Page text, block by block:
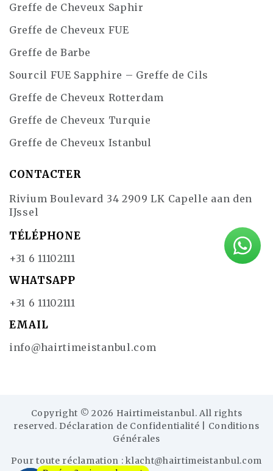
Greffe de Cheveux Saphir
Greffe de Cheveux FUE
Greffe de Barbe
Sourcil FUE Sapphire – Greffe de Cils
Greffe de Cheveux Rotterdam
Greffe de Cheveux Turquie
Greffe de Cheveux Istanbul
CONTACTER
Rivium Boulevard 34 2909 LK Capelle aan den
IJssel
TÉLÉPHONE
+31 6 11102111
WHATSAPP
+31 6 11102111
EMAIL
info@hairtimeistanbul.com
Copyright © 2026 Hairtimeistanbul. All rights
reserved. Déclaration de Confidentialité
Conditions
Générales
Pour toute réclamation :klacht@hairtimeistanbul.com